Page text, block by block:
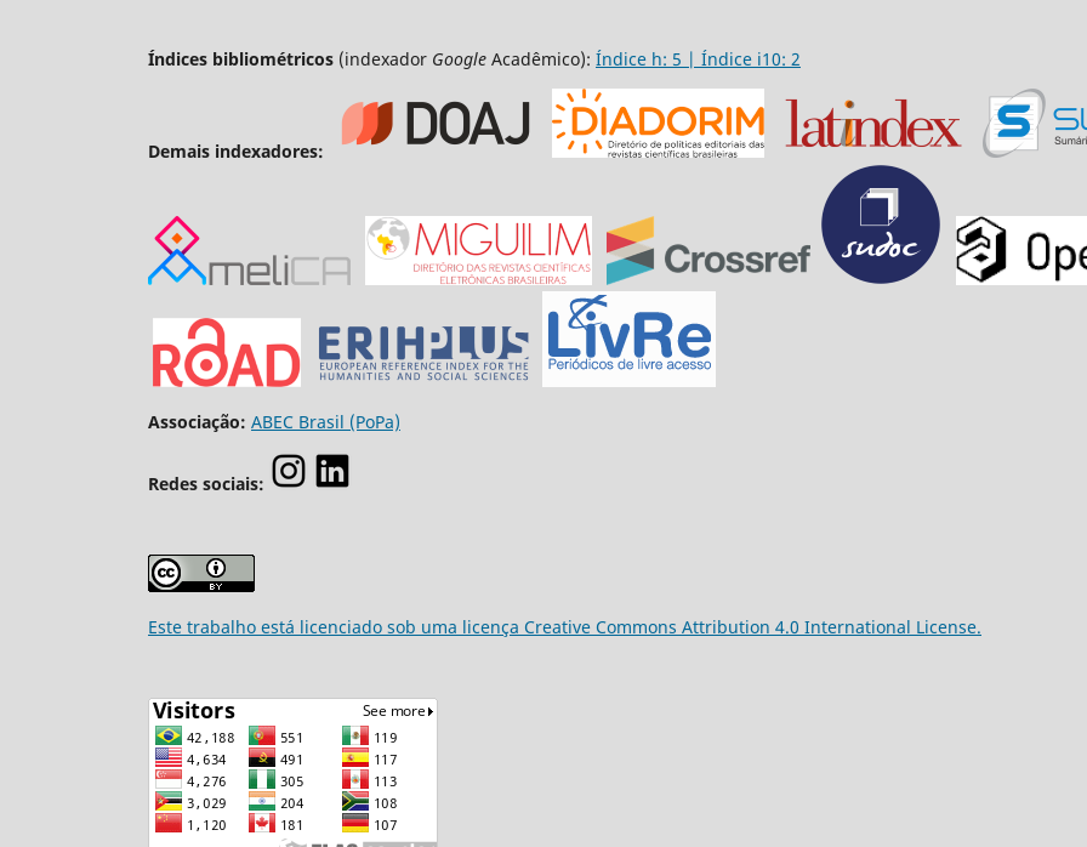
Índices bibliométricos (indexador Google Acadêmico): Índice h: 5 | Índice i10: 2
Demais indexadores:
Associação: ABEC Brasil (PoPa)
Redes sociais:
Este trabalho está licenciado sob uma licença Creative Commons Attribution 4.0 International License.